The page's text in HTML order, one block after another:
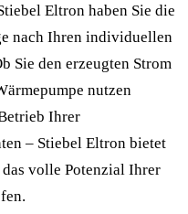
Eltron haben Sie die
nach Ihren individuellen
Sie den erzeugten Strom
nutzen
Ihrer
– Stiebel Eltron bietet
volle Potenzial Ihrer